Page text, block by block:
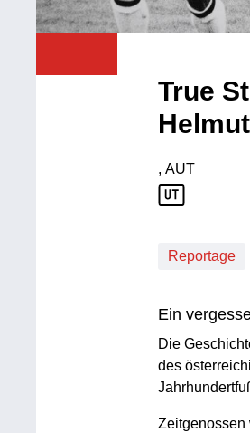
True
, AUT
Reportage
Ein
Die
des
Zeitgenossen